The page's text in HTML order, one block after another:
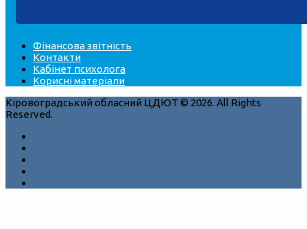
Фінансова звітність
Контакти
Кабінет психолога
Корисні матеріали
Кіровоградський обласний ЦДЮТ © 2026. All Rights
Reserved.